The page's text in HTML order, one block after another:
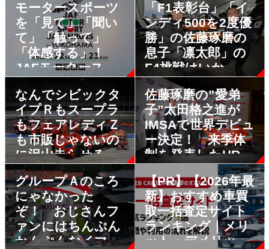
モータースポーツ
を「見て」「聞い
て」「触って」
「体感する」！
JAFモータースポ
ーツジャパン2025
が開催地を横浜に
移して2025年も開
催決定
「F1表彰台」「イ
ンディ500を2度優
勝」の佐藤琢磨の
息子「凛太郎」の
F4挑戦はいか
に！ 最速の遺伝
子をもつルーキー
の闘いを追った
なんでシビックタ
イプＲもスープラ
もフェアレディＺ
も市販じゃないの
に沢山走らせる必
要がある？ スー
パーGTのGT500に
同じマシンが複数
参戦するワケ
佐藤琢磨の”愛弟
子”太田格之進が
IMSAで世界デビュ
ー決定！ 来季体
制を発表したHRC
が2025年もモータ
ースポーツを盛り
上げる
グループＡのころ
にゃなかった
ぞ！ おじさんフ
ァンにはちんぷん
かんぷんなイマド
【PR】【2026年最
新】おすすめ車買
取一括査定サイト
ランキング｜メリ
ット・デメリット